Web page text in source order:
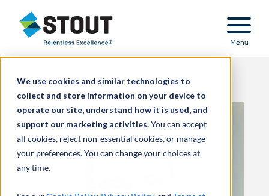
We use cookies and similar technologies to
collect and store information on your device to
operate our site, understand how it is used, and
support our marketing activities.You can accept
all cookies, reject non-essential cookies, or manage
your preferences. You can change your choices at
any time.
Stout Relentless Excellence
Menu